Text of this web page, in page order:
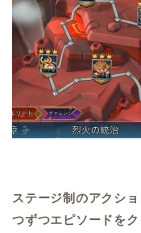
ステージ制のアクシ
つずつエピソードを